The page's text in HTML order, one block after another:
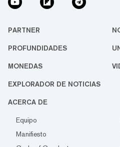
PARTNER
PROFUNDIDADES
MONEDAS
EXPLORADOR DE NOTICIAS
ACERCA DE
Equipo
Manifiesto